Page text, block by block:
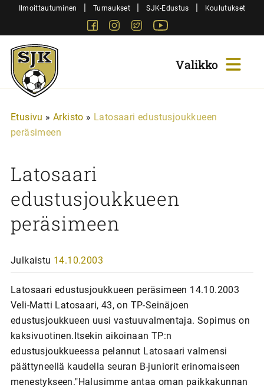
SiirryIlmoittautuminen | Turnaukset | SJK-Edustus | Koulutukset
FacebookInstagram
Twitter
Sjk-
Juniorit
Etusivu » Arkisto » Latosaari edustusjoukkueen
peräsimeen
Latosaari
edustusjoukkueen
peräsimeen
Julkaistu 14.10.2003
Latosaari edustusjoukkueen peräsimeen 14.10.2003
Veli-Matti Latosaari, 43, on TP-Seinäjoen
edustusjoukkueen uusi vastuuvalmentaja. Sopimus on
kaksivuotinen.Itsekin aikoinaan TP:n
edustusjoukkueessa pelannut Latosaari valmensi
päättyneellä kaudella seuran B-juniorit erinomaiseen
menestykseen."Halusimme antaa oman paikkakunnan